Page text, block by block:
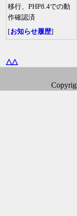
移行、PHP8.4での動
作確認済
[お知らせ履歴]
△△